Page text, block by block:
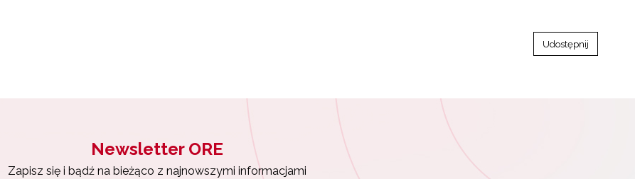
Udostępnij
Newsletter ORE
Zapisz się i bądź na bieżąco z najnowszymi informacjami